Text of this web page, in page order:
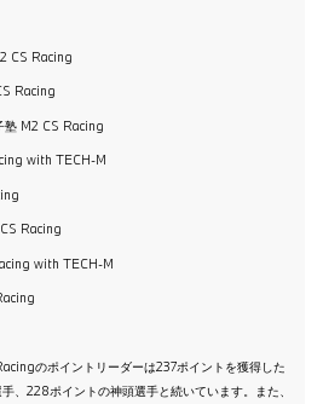
CS Racing
Racing
M2 CS Racing
with TECH-M
Racing
with TECH-M
のポイントリーダーは237ポイントを獲得した
、228ポイントの神頭選手と続いています。また、